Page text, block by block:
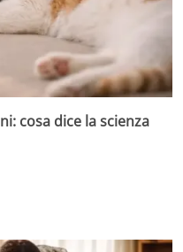
cosa dice la scienza